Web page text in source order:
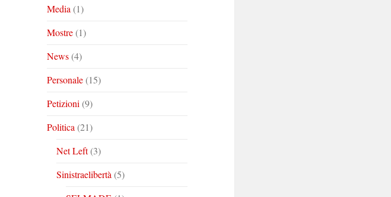
Media (1)
Mostre(1)
News(4)
Personale(15)
Petizioni (9)
Politica (21)
Net Left(3)
Sinistraelibertà (5)